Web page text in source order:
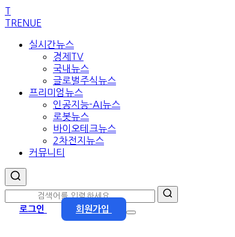
본
문
T
TRENUE
실시간뉴스
경제TV
국내뉴스
글로벌주식뉴스
프리미엄뉴스
인공지능-AI뉴스
로봇뉴스
바이오테크뉴스
2차전지뉴스
커뮤니티
로그인 회원가입